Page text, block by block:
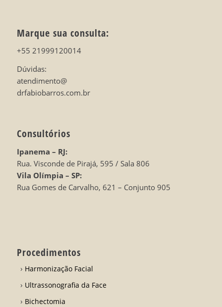
Marque sua consulta:
+55 21999120014
Dúvidas:
atendimento@
drfabiobarros.com.br
Consultórios
Ipanema – RJ:
Rua. Visconde de Pirajá, 595 / Sala 806
Vila Olímpia – SP:
Rua Gomes de Carvalho, 621 – Conjunto 905
Procedimentos
Harmonização Facial
Ultrassonografia da Face
Bichectomia